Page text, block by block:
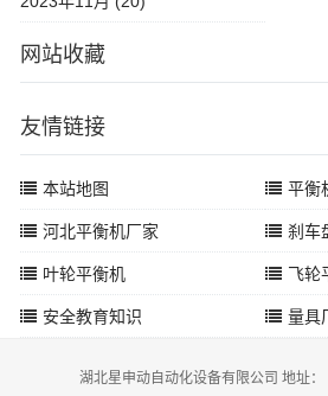
网站收藏
友情链接
本站地图 平衡
河北平衡机厂家 刹车
叶轮平衡机 飞轮
安全教育知识 量具
湖北星申动自动化设备有限公司 地址